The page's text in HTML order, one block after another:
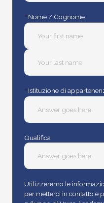
*Nome / Cognome
*Istituzione di
Qualifica
Utilizzeremo le
per metterci in contatto e